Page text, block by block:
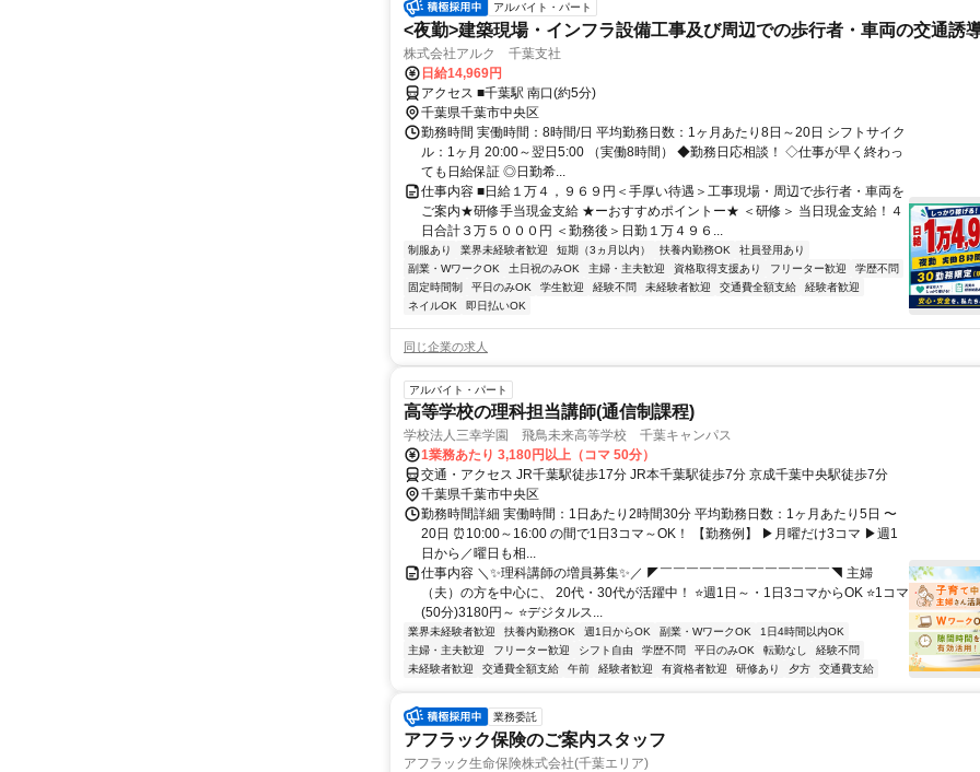
アルバイト・パート
<夜勤>建築現場・インフラ設備工事及び周辺での歩行者・車両の交通誘
株式会社アルク 千葉支社
日給14,969円
アクセス ■千葉駅 南口(約5分)
千葉県千葉市中央区
勤務時間 実働時間：8時間/日 平均勤務日数：1ヶ月あたり8日～20日 シフトサイク
ル：1ヶ月 20:00～翌日5:00 （実働8時間） ◆勤務日応相談！ ◇仕事が早く終わっ
ても日給保証 ◎日勤希...
仕事内容 ■日給１万４，９６９円＜手厚い待遇＞工事現場・周辺で歩行者・車両を
ご案内★研修手当現金支給 ★ーおすすめポイントー★ ＜研修＞ 当日現金支給！４
日合計３万５０００円 ＜勤務後＞日勤１万４９６...
制服あり 業界未経験者歓迎 短期（3ヵ月以内） 扶養内勤務OK
社員登用あり
副業・WワークOK
土日祝のみOK 主婦・主夫歓迎 資格取得支援あり フリーター歓迎
学歴不問
固定時間制
平日のみOK 学生歓迎 経験不問 未経験者歓迎 交通費全額支給
経験者歓迎
ネイルOK
即日払いOK
同じ企業の求人
アルバイト・パート
高等学校の理科担当講師(通信制課程)
学校法人三幸学園 飛鳥未来高等学校 千葉キャンパス
1業務あたり 3,180円以上（コマ 50分）
交通・アクセス JR千葉駅徒歩17分 JR本千葉駅徒歩7分 京成千葉中央駅徒歩7分
千葉県千葉市中央区
勤務時間詳細 実働時間：1日あたり2時間30分 平均勤務日数：1ヶ月あたり5日 〜
20日 ⏰10:00～16:00 の間で1日3コマ～OK！ 【勤務例】 ▶月曜だけ3コマ ▶週1
日から／曜日も相...
仕事内容 ＼✨理科講師の増員募集✨／ ◤￣￣￣￣￣￣￣￣￣￣￣￣￣◥ 主婦
（夫）の方を中心に、 20代・30代が活躍中！ ⭐週1日～・1日3コマからOK ⭐1コマ
(50分)3180円～ ⭐デジタルス...
業界未経験者歓迎 扶養内勤務OK 週1日からOK 副業・WワークOK
1日4時間以内OK
主婦・主夫歓迎
フリーター歓迎 シフト自由 学歴不問 平日のみOK 転勤なし
経験不問
未経験者歓迎
交通費全額支給 午前 経験者歓迎 有資格者歓迎 研修あり 夕方 交通費支給
業務委託
アフラック保険のご案内スタッフ
アフラック生命保険株式会社(千葉エリア)